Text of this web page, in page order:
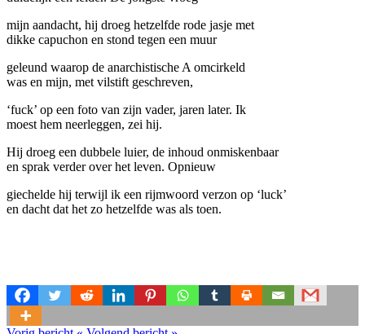
mijn aandacht, hij droeg hetzelfde rode jasje met
dikke capuchon en stond tegen een muur
geleund waarop de anarchistische A omcirkeld
was en mijn, met vilstift geschreven,
‘fuck’ op een foto van zijn vader, jaren later. Ik
moest hem neerleggen, zei hij.
Hij droeg een dubbele luier, de inhoud onmiskenbaar
en sprak verder over het leven. Opnieuw
giechelde hij terwijl ik een rijmwoord verzon op ‘luck’
en dacht dat het zo hetzelfde was als toen.